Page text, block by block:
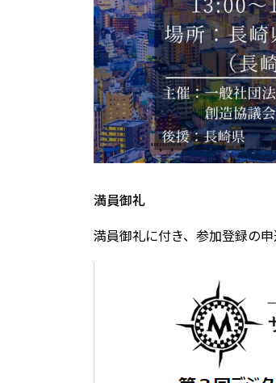
満員御礼
満員御礼に付き、参加登録の申